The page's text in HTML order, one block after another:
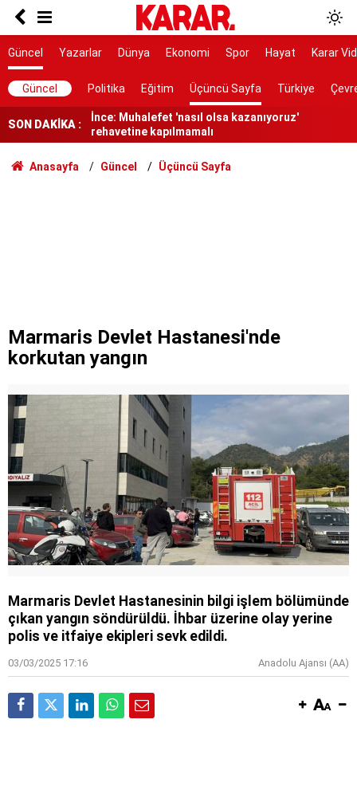
Güncel Yazarlar Dünya Ekonomi Spor Hayat Karar
Güncel Politika Eğitim Üçüncü Sayfa Türkiye
SON DAKİKA :
CHP'den istifa etti
Dedetaş: Teşekkürler Üsküdar, tebrikler Sibel
Başkanım
rehavetine kapılmamalı
Kendisinin çayını dahi içmedim
Ayrımcılığı hak etmedik
Anasayfa Güncel Üçüncü Sayfa
Marmaris Devlet Hastanesi'nde
korkutan yangın
Marmaris Devlet Hastanesinin bilgi işlem bölümünde
çıkan yangın söndürüldü. İhbar üzerine olay yerine
polis ve itfaiye ekipleri sevk edildi.
03/03/2025 17:16 Anadolu Ajansı (AA)